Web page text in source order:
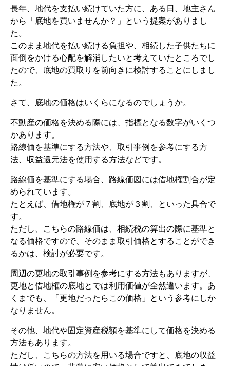
長年、地代を支払い続けていた方に、ある日、地主さん
から「底地を買いませんか？」という提案がありまし
た。
このまま地代を払い続ける負担や、相続した子供たちに
面倒をかける心配を解消したいと考えていたところでし
たので、底地の買取りを前向きに検討することにしまし
た。
さて、底地の価格はいくらになるのでしょうか。
不動産の価格を決める際には、指標となる数字がいくつ
かあります。
路線価を基準にする方法や、取引事例を参考にする方
法、収益還元法を使用する方法などです。
路線価を基準にする場合、路線価図には借地権割合が定
められています。
たとえば、借地権が７割、底地が３割、といった具合で
す。
ただし、こちらの路線価は、相続税の算出の際に基準と
なる価格ですので、そのまま取引価格とすることができ
るかは、検討が必要です。
周辺の更地の取引事例を参考にする方法もありますが、
更地と借地権の底地とでは利用価値が全然違います。あ
くまでも、「更地だったらこの価格」という参考にしか
なりません。
その他、地代や固定資産税額を基準にして価格を決める
方法もあります。
ただし、こちらの方法を用いる場合ですと、底地の収益